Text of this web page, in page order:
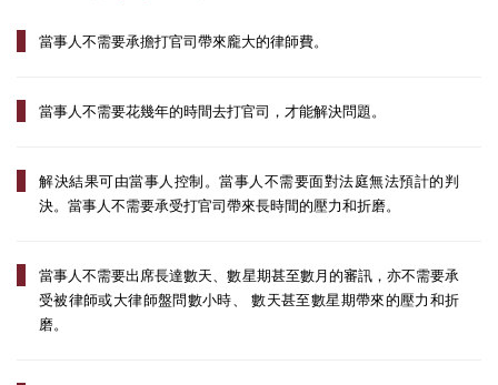
當事人不需要承擔打官司帶來龐大的律師費。
當事人不需要花幾年的時間去打官司，才能解決問題。
解決結果可由當事人控制。當事人不需要面對法庭無法預計的判
決。當事人不需要承受打官司帶來長時間的壓力和折磨。
當事人不需要出席長達數天、數星期甚至數月的審訊，亦不需要承
受被律師或大律師盤問數小時、 數天甚至數星期帶來的壓力和折
磨。